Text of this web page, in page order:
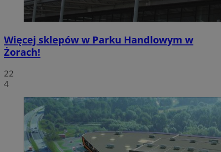
Więcej sklepów w Parku Handlowym w
Żorach!
22
4